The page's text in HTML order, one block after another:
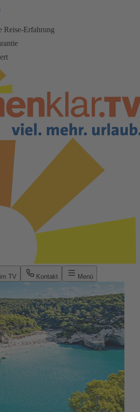
Reise-Erfahrung
im TV Kontakt Menü